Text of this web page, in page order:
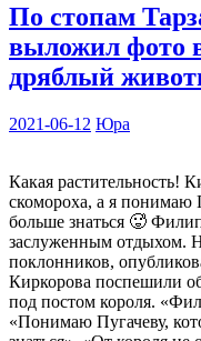
По стопам
выложил фото
дряблый
2021-06-12 Юра
Какая растительность!
скомороха, а я понимаю
больше знаться 🥵
заслуженным отдыхом.
поклонников,
Киркорова поспешили
под постом короля.
«Понимаю Пугачеву,